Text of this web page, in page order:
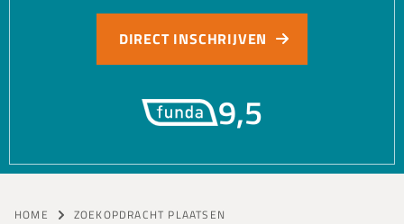
DIRECT INSCHRIJVEN
9,5
HOME ZOEKOPDRACHT PLAATSEN